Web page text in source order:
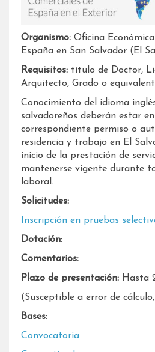
Organismo: Oficina
España en San Salvador (El
Requisitos: título de Doctor,
Arquitecto, Grado o
Conocimiento del idioma
salvadoreños deberán estar
correspondiente permiso o
residencia y trabajo en El
inicio de la prestación de
mantenerse vigente durante
laboral.
Solicitudes:
Inscripción en pruebas
Dotación:
Comentarios:
Plazo de presentación: Hasta
(Susceptible a error de
Bases:
Convocatoria